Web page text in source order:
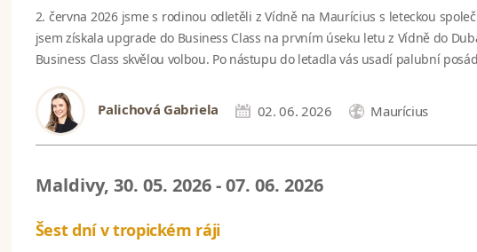
2. června 2026 jsme s rodinou odletěli z Vídně na Maurícius s leteckou
jsem získala upgrade do Business Class na prvním úseku letu z Vídně do
Business Class skvělou volbou. Po nástupu do letadla vás usadí palubní
Palichová Gabriela 02. 06. 2026 Maurícius
Maldivy, 30. 05. 2026 - 07. 06. 2026
Šest dní v tropickém ráji